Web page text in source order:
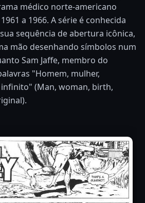
médico norte-americano
a 1966. A série é conhecida
sequência de abertura icônica,
mão desenhando símbolos num
Sam Jaffe, membro do
"Homem, mulher,
(Man, woman, birth,